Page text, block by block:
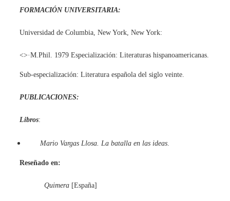
FORMACIÓN UNIVERSITARIA:
Universidad de Columbia, New York, New York:
<>·M.Phil. 1979 Especialización: Literaturas hispanoamericanas.
Sub-especialización: Literatura española del siglo veinte.
PUBLICACIONES:
Libros:
Mario Vargas Llosa. La batalla en las ideas
Reseñado en:
Quimera [España]